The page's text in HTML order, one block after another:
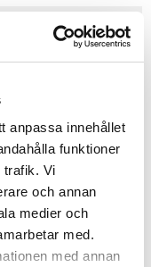
anpassa innehållet
funktioner
trafik. Vi
och annan
medier och
med.
med annan
mångsidiga och
naturlig tuberos och
doft på
rött när den blommar,